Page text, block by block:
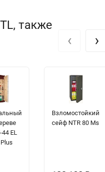
также
EL
Взломостойкий
сейф NTR 80 Ms
‹ ›